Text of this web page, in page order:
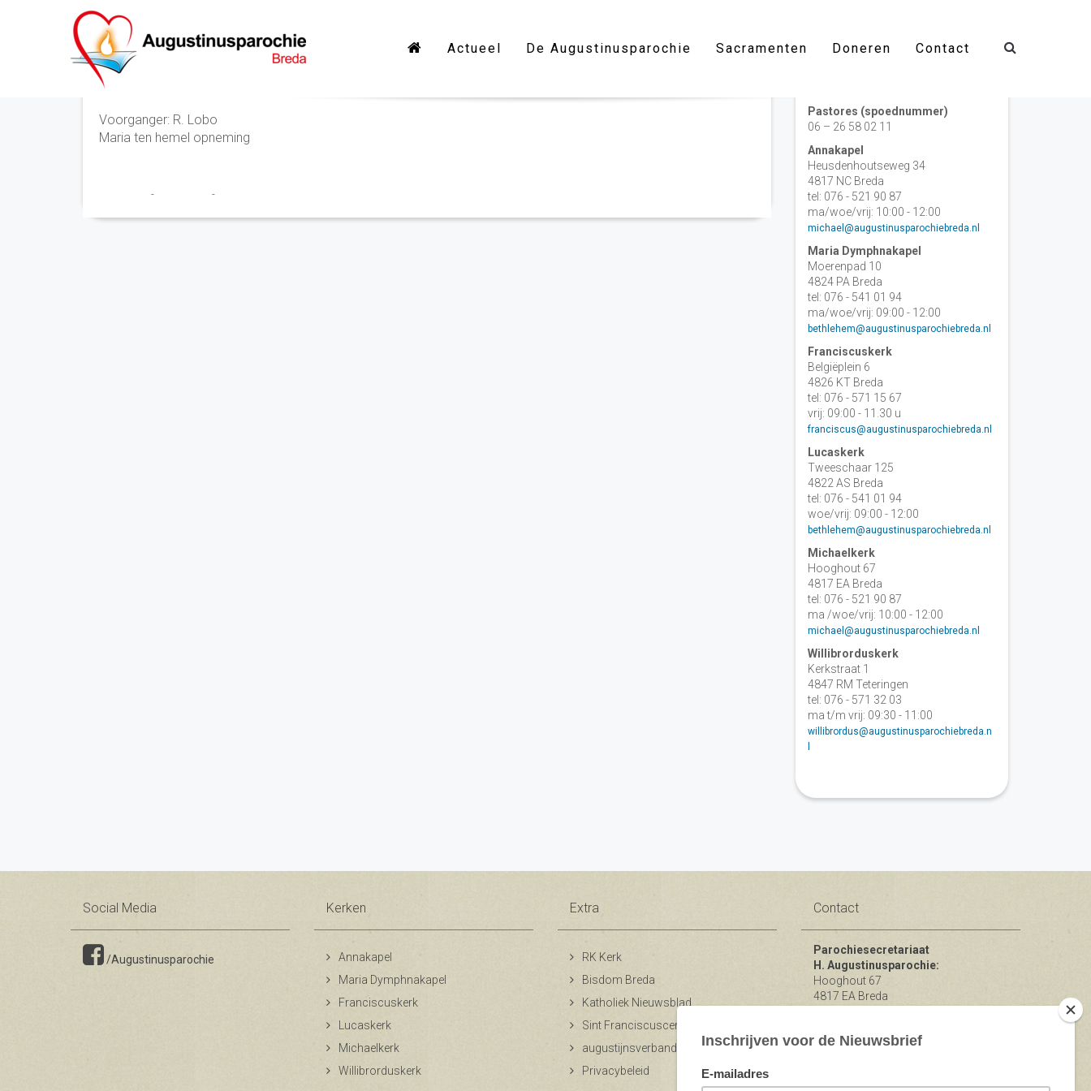
Actueel De Augustinusparochie Sacramenten Doneren Contact
Eucharistieviering
Voorganger: R. Lobo
Maria ten hemel opneming
- -
Pastores (spoednummer)
06 – 26 58 02 11
Annakapel
Heusdenhoutseweg 34
4817 NC Breda
tel: 076 - 521 90 87
ma/woe/vrij: 10:00 - 12:00
michael@augustinusparochiebreda.nl
Maria Dymphnakapel
Moerenpad 10
4824 PA Breda
tel: 076 - 541 01 94
ma/woe/vrij: 09:00 - 12:00
bethlehem@augustinusparochiebreda.nl
Franciscuskerk
Belgiëplein 6
4826 KT Breda
tel: 076 - 571 15 67
vrij: 09:00 - 11.30 u
franciscus@augustinusparochiebreda.nl
Lucaskerk
Tweeschaar 125
4822 AS Breda
tel: 076 - 541 01 94
woe/vrij: 09:00 - 12:00
bethlehem@augustinusparochiebreda.nl
Michaelkerk
Hooghout 67
4817 EA Breda
tel: 076 - 521 90 87
ma /woe/vrij: 10:00 - 12:00
michael@augustinusparochiebreda.nl
Willibrorduskerk
Kerkstraat 1
4847 RM Teteringen
tel: 076 - 571 32 03
ma t/m vrij: 09:30 - 11:00
willibrordus@augustinusparochiebreda.n
Social Media
/Augustinusparochie
Kerken
Annakapel
Maria Dymphnakapel
Franciscuskerk
Lucaskerk
Michaelkerk
Willibrorduskerk
Extra
RK Kerk
Bisdom Breda
Katholiek Nieuwsblad
Sint Franciscuscentrum
augustijnsverband.nl
Privacybeleid
Contact
Parochiesecretariaat
H. Augustinusparochie:
Hooghout 67
4817 EA Breda
Bereikbaar op ma-woe-vrijdag van